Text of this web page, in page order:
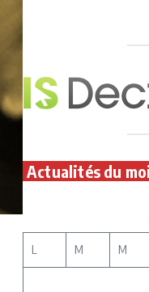
Actualités du
L M M